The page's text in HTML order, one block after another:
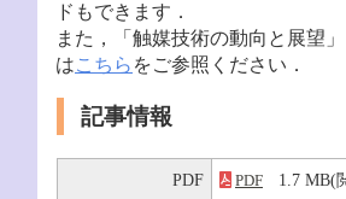
ドもできます．
また，「触媒技術の動向と展望
はこちら をご参照ください．
記事情報
PDF PDF 1.7 MB(